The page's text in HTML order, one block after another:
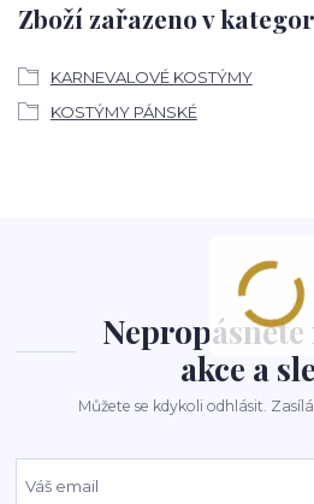
Zboží zařazeno v
KARNEVALOVÉ KOSTÝMY
KOSTÝMY PÁNSKÉ
akce a
Můžete se kdykoli odhlásit.